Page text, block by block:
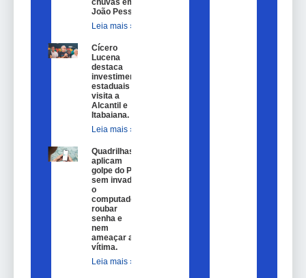
chuvas em
João Pessoa.
Leia mais »
Cícero
Lucena
destaca
investimentos
estaduais em
visita a
Alcantil e
Itabaiana.
Leia mais »
Quadrilhas
aplicam
golpe do Pix
sem invadir
o
computador,
roubar
senha e
nem
ameaçar a
vítima.
Leia mais »